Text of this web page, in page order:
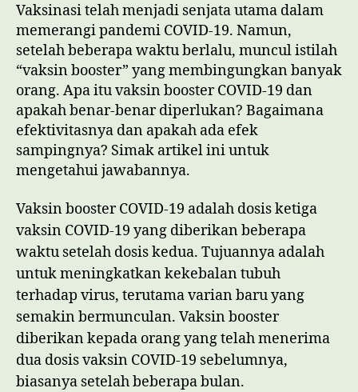
Vaksinasi telah menjadi senjata utama dalam
memerangi pandemi COVID-19. Namun,
setelah beberapa waktu berlalu, muncul istilah
“vaksin booster” yang membingungkan banyak
orang. Apa itu vaksin booster COVID-19 dan
apakah benar-benar diperlukan? Bagaimana
efektivitasnya dan apakah ada efek
sampingnya? Simak artikel ini untuk
mengetahui jawabannya.
Vaksin booster COVID-19 adalah dosis ketiga
vaksin COVID-19 yang diberikan beberapa
waktu setelah dosis kedua. Tujuannya adalah
untuk meningkatkan kekebalan tubuh
terhadap virus, terutama varian baru yang
semakin bermunculan. Vaksin booster
diberikan kepada orang yang telah menerima
dua dosis vaksin COVID-19 sebelumnya,
biasanya setelah beberapa bulan.